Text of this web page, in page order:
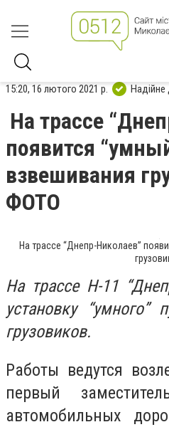
15:20, 16 лютого 2021 р.
На трассе
появится
взвешивания
ФОТО
На трассе “Днепр-Николаев”
На трассе Н-11
установку “умного”
грузовиков.
Работы ведутся
первый
автомобильных